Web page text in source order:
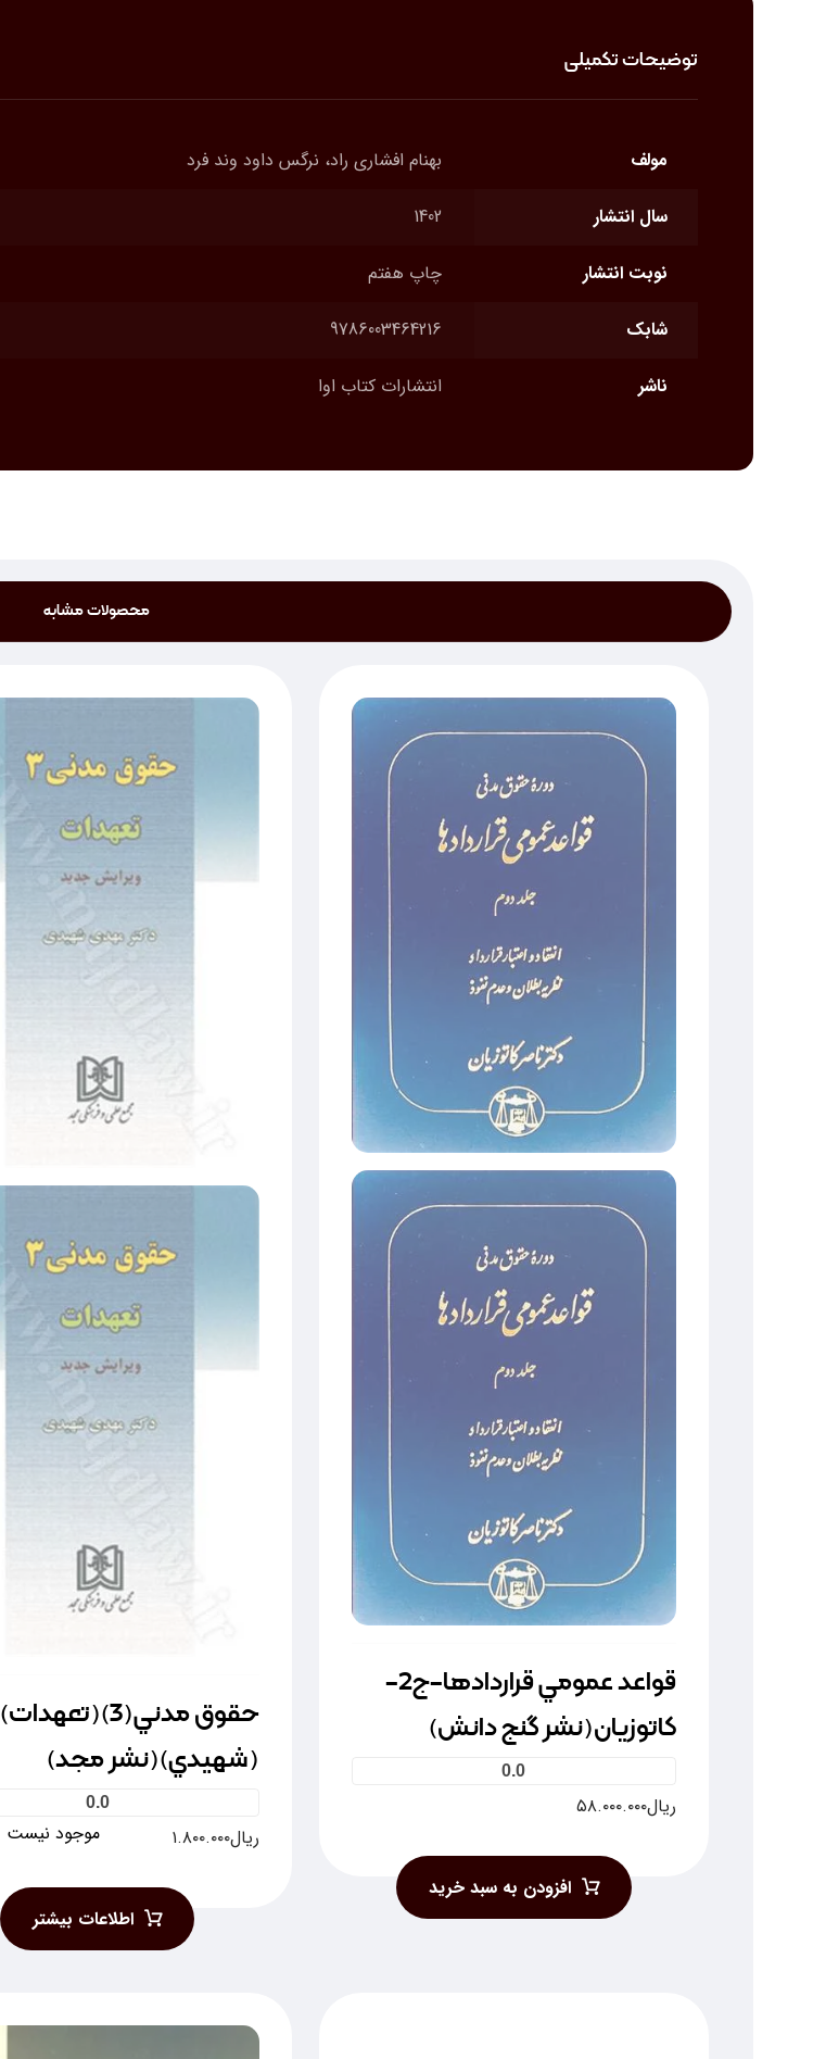
توضیحات تکمیلی
مولف بهنام افشاری راد، نرگس داود وند فرد
سال انتشار 1402
نوبت انتشار چاپ هفتم
شابک 9786003464216
ناشر انتشارات کتاب اوا
محصولات مشابه
قواعد عمومي قراردادها-ج2-
کاتوزيان(نشر گنج دانش)
0.0
ریال۵۸.۰۰۰.۰۰۰
افزودن به سبد خرید
حقوق مدني(3)(تعهدات)
(شهيدي)(نشر مجد)
0.0
ریال۱.۸۰۰.۰۰۰ موجود نیست
اطلاعات بیشتر